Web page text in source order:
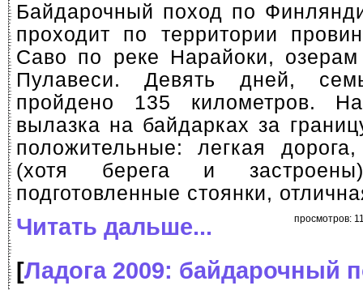
Байдарочный поход по
проходит по территории
Саво по реке Нарайоки,
Пулавеси. Девять дней,
пройдено 135 километров.
вылазка на байдарках за
положительные: легкая
(хотя берега и
подготовленные стоянки,
просмотров:
Читать дальше...
[Ладога 2009: байдарочный